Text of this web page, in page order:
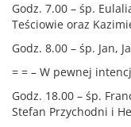
Godz. 7.00 – śp.
Teściowie oraz
Godz. 8.00 – śp. Jan,
= = – W pewnej
Godz. 18.00 – śp.
Stefan Przychodni i